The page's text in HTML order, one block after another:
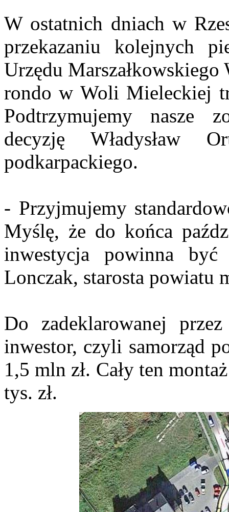
W ostatnich dniach w
przekazaniu kolejnych
Urzędu
rondo w Woli Mieleckiej
Podtrzymujemy nasze
decyzję Władysław
podkarpackiego.
- Przyjmujemy
Myślę, że do końca
inwestycja powinna być
Lonczak, starosta powiatu
Do zadeklarowanej
inwestor, czyli samorząd
1,5 mln zł. Cały ten
tys. zł.